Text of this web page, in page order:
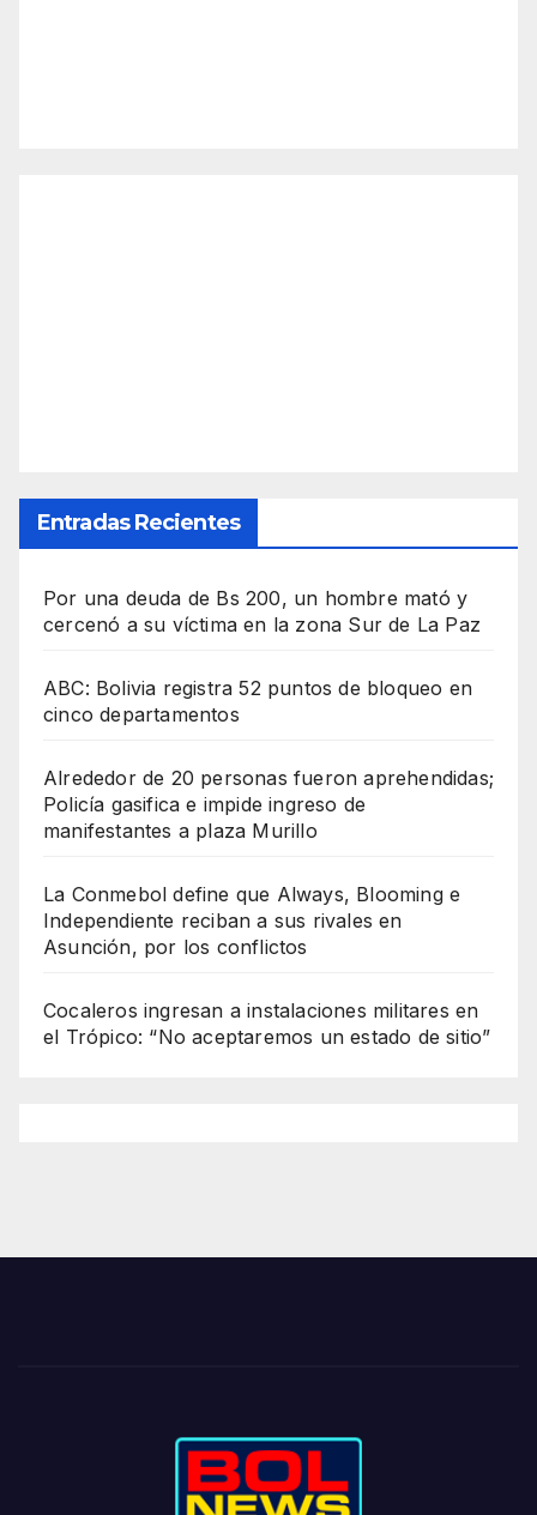
Entradas Recientes
Por una deuda de Bs 200, un hombre mató y
cercenó a su víctima en la zona Sur de La Paz
ABC: Bolivia registra 52 puntos de bloqueo en
cinco departamentos
Alrededor de 20 personas fueron aprehendidas;
Policía gasifica e impide ingreso de
manifestantes a plaza Murillo
La Conmebol define que Always, Blooming e
Independiente reciban a sus rivales en
Asunción, por los conflictos
Cocaleros ingresan a instalaciones militares en
el Trópico: “No aceptaremos un estado de sitio”